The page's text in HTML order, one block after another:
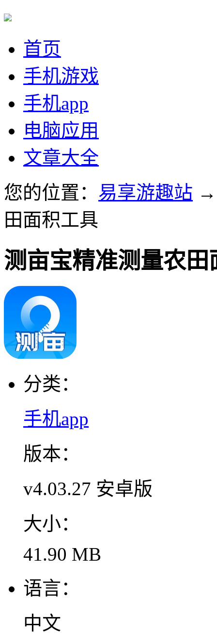
首页
手机游戏
手机app
电脑应用
文章大全
您的位置： 易享游趣站
田面积工具
测亩宝精准测量农田
分类：
手机app
版本：
v4.03.27 安卓版
大小：
41.90 MB
语言：
中文